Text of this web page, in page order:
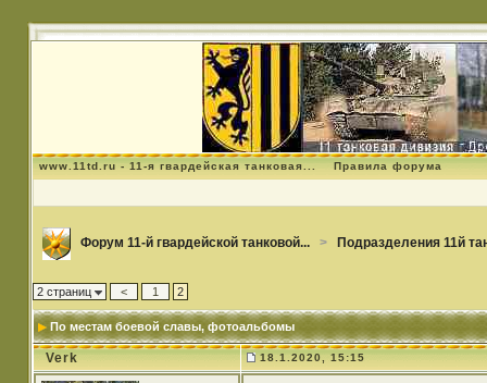
www.11td.ru - 11-я гвардейская танковая... Правила форума
Форум 11-й гвардейской танковой... > Подразделения 11й
2 страниц < 1 2
По местам боевой славы, фотоальбомы
Verk 18.1.2020, 15:15